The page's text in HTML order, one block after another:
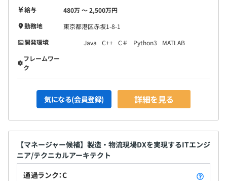
給与
480万 〜 2,500万円
勤務地
東京都港区赤坂1-8-1
開発環境
Java C++ C＃ Python3
MATLAB
フレームワー
ク
気になる(会員登録) 詳細を見る
【マネージャー候補】製造・物流現場DXを実現するITエンジ
ニア/テクニカルアーキテクト
通過ランク：C